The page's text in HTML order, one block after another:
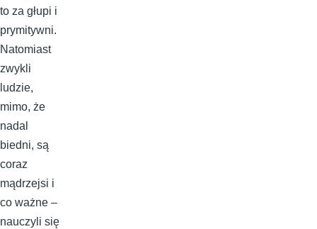
to za głupi i
prymitywni.
Natomiast
zwykli
ludzie,
mimo, że
nadal
biedni, są
coraz
mądrzejsi i
co ważne –
nauczyli się